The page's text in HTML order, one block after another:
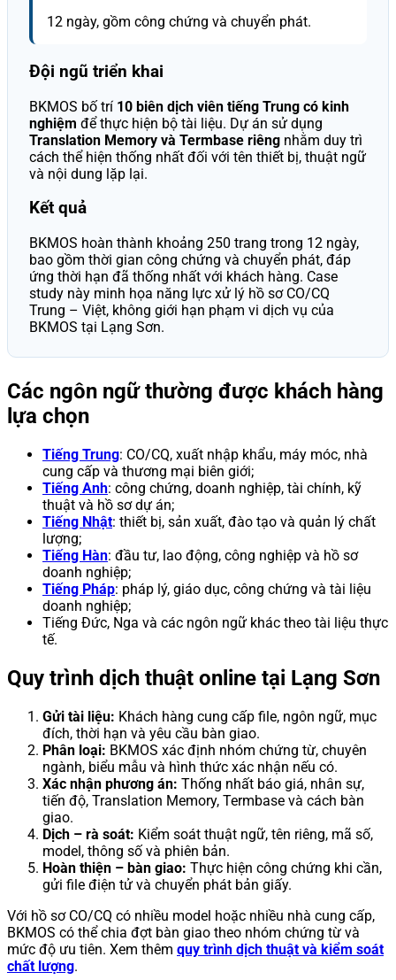
12 ngày, gồm công chứng và chuyển phát.
Đội ngũ triển khai
BKMOS bố trí 10 biên dịch viên tiếng Trung có kinh
nghiệm để thực hiện bộ tài liệu. Dự án sử dụng
Translation Memory và Termbase riêng nhằm duy trì
cách thể hiện thống nhất đối với tên thiết bị, thuật ngữ
và nội dung lặp lại.
Kết quả
BKMOS hoàn thành khoảng 250 trang trong 12 ngày,
bao gồm thời gian công chứng và chuyển phát, đáp
ứng thời hạn đã thống nhất với khách hàng. Case
study này minh họa năng lực xử lý hồ sơ CO/CQ
Trung – Việt, không giới hạn phạm vi dịch vụ của
BKMOS tại Lạng Sơn.
Các ngôn ngữ thường được khách hàng
lựa chọn
Tiếng Trung: CO/CQ, xuất nhập khẩu, máy móc, nhà
cung cấp và thương mại biên giới;
Tiếng Anh: công chứng, doanh nghiệp, tài chính, kỹ
thuật và hồ sơ dự án;
Tiếng Nhật: thiết bị, sản xuất, đào tạo và quản lý chất
lượng;
Tiếng Hàn: đầu tư, lao động, công nghiệp và hồ sơ
doanh nghiệp;
Tiếng Pháp: pháp lý, giáo dục, công chứng và tài liệu
doanh nghiệp;
Tiếng Đức, Nga và các ngôn ngữ khác theo tài liệu thực
tế.
Quy trình dịch thuật online tại Lạng Sơn
Gửi tài liệu: Khách hàng cung cấp file, ngôn ngữ, mục
đích, thời hạn và yêu cầu bàn giao.
Phân loại: BKMOS xác định nhóm chứng từ, chuyên
ngành, biểu mẫu và hình thức xác nhận nếu có.
Xác nhận phương án: Thống nhất báo giá, nhân sự,
tiến độ, Translation Memory, Termbase và cách bàn
giao.
Dịch – rà soát: Kiểm soát thuật ngữ, tên riêng, mã số,
model, thông số và phiên bản.
Hoàn thiện – bàn giao: Thực hiện công chứng khi cần,
gửi file điện tử và chuyển phát bản giấy.
Với hồ sơ CO/CQ có nhiều model hoặc nhiều nhà cung cấp,
BKMOS có thể chia đợt bàn giao theo nhóm chứng từ và
mức độ ưu tiên. Xem thêm quy trình dịch thuật và kiểm soát
chất lượng.